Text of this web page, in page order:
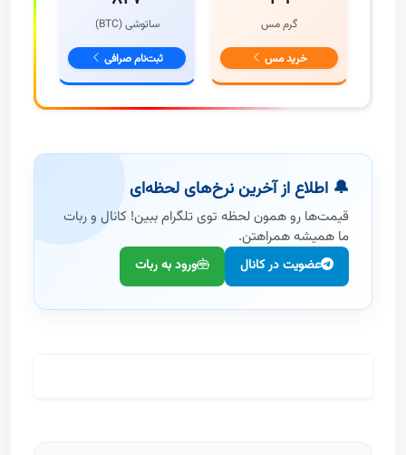
گرم مس
خرید مس
ساتوشی (BTC)
ثبت‌نام صرافی
🔔 اطلاع از آخرین نرخ‌های لحظه‌ای
قیمت‌ها رو همون لحظه توی تلگرام ببین! کانال و ربات
ما همیشه همراهتن.
عضویت در کانال ورود به ربات